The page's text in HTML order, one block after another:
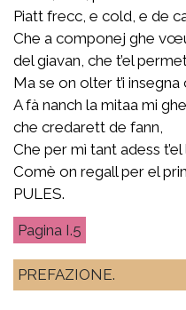
Piatt frecc, e cold, e de
Che a componej ghe
del giavan, che t’el
Ma se on olter t’i
A fà nanch la mitaa mi
che credarett de fann,
Che per mì tant adess t’el
Comè on regall per el
PULES.
I.5
PREFAZIONE.